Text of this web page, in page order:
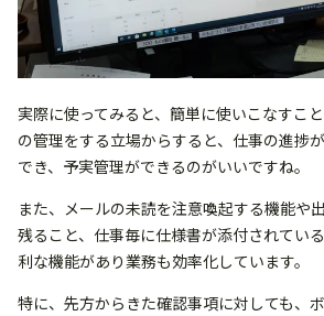
実際に使ってみると、簡単に使いこなすこ
の管理をする立場からすると、仕事の進捗
でき、予実管理ができるのがいいですね。
また、メールの未読を注意喚起する機能や
残ること、仕事毎に仕様書が添付されてい
利な機能があり業務も効率化しています。
特に、先方からきた確認事項に対しても、